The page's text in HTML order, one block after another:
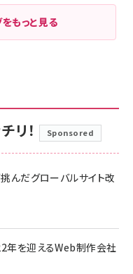
もっと見る
リ！ Sponsored
んだグローバルサイト改
年を迎えるWeb制作会社